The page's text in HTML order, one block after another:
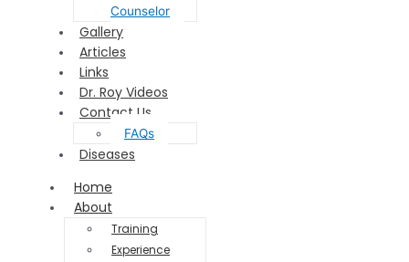
Counselor
Gallery
Articles
Links
Dr. Roy Videos
Contact Us
FAQs
Diseases
Home
About
Training
Experience